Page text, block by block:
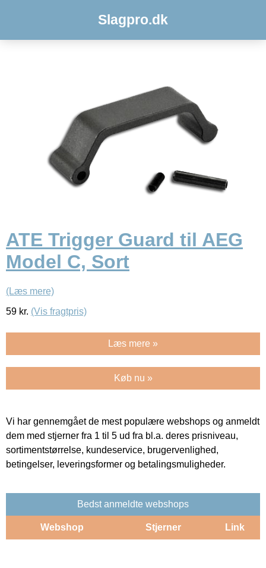
Slagpro.dk
ATE Trigger Guard til AEG
Model C, Sort
(Læs mere)
59 kr. (Vis fragtpris)
Læs mere »
Køb nu »
Vi har gennemgået de mest populære webshops og anmeldt
dem med stjerner fra 1 til 5 ud fra bl.a. deres prisniveau,
sortimentstørrelse, kundeservice, brugervenlighed,
betingelser, leveringsformer og betalingsmuligheder.
Bedst anmeldte webshops
Webshop Stjerner Link